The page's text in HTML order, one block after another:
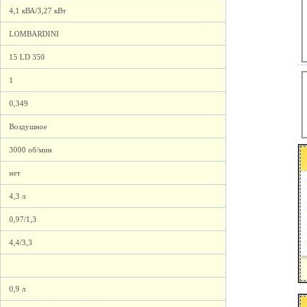
4,1 кВА/3,27 кВт
LOMBARDINI
15 LD 350
1
0,349
Воздушное
3000 об/мин
нет
4,3 л
0,97/1,3
4,4/3,3
0,9 л